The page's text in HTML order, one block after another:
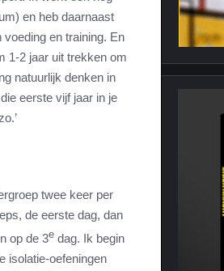
en heb daarnaast
en training. En
1-2 jaar uit trekken om
natuurlijk denken in
eerste vijf jaar in je
twee keer per
de eerste dag, dan
op de 3e dag. Ik begin
isolatie-oefeningen